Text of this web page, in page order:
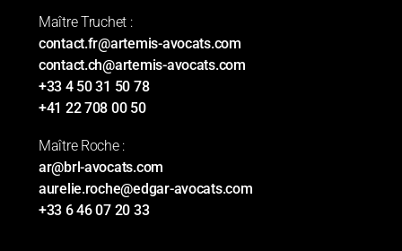
Maître Truchet :
contact.fr@artemis-avocats.com
contact.ch@artemis-avocats.com
+33 4 50 31 50 78
+41 22 708 00 50
Maître Roche :
ar@brl-avocats.com
aurelie.roche@edgar-avocats.com
+33 6 46 07 20 33